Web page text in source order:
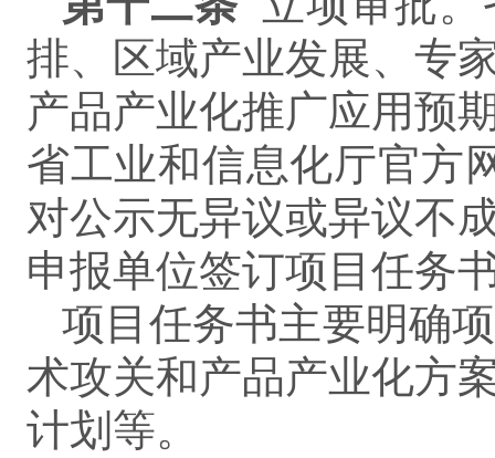
排、区域产业发展、专
产品产业化推广应用预
省工业和信息化厅官方
对公示无异议或异议不
申报单位签订项目任务
项目任务书主要明确
术攻关和产品产业化方
计划等。